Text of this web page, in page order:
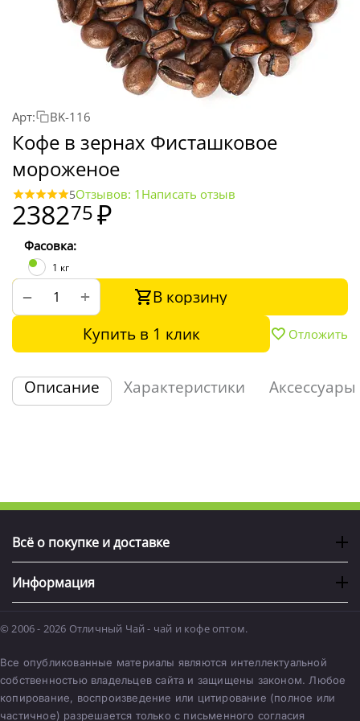
Арт: BK-116
Кофе в зернах Фисташковое
мороженое
5Отзывов: 1 Написать отзыв
238275₽
Фасовка:
1 кг
+
−
В корзину
Купить в 1 клик
Отложить
Описание Характеристики Аксессуары
Всё о покупке и доставке
Информация
© 2006 - 2026 Отличный Чай - чай и кофе оптом.
Все опубликованные материалы являются интеллектуальной
собственностью владельцев сайта и защищены законом. Любое
копирование, воспроизведение или цитирование (полное или
частичное) разрешается только с письменного согласия